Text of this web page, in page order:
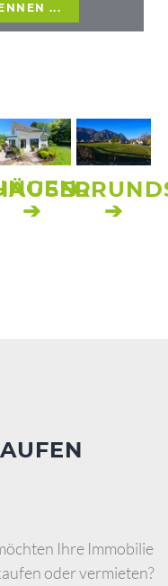
...
➔
➔
Ihre Immobilie
oder vermieten?